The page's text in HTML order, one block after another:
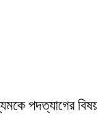
পদত্যাগের